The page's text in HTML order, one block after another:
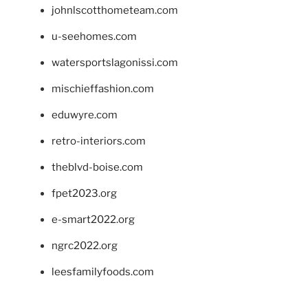
johnlscotthometeam.com
u-seehomes.com
watersportslagonissi.com
mischieffashion.com
eduwyre.com
retro-interiors.com
theblvd-boise.com
fpet2023.org
e-smart2022.org
ngrc2022.org
leesfamilyfoods.com